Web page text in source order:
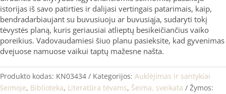
istorijas iš savo patirties ir dalijasi vertingais patarimais, kaip,
bendradarbiaujant su buvusiuoju ar buvusiąja, sudaryti tokį
tėvystės planą, kuris geriausiai atlieptų besikeičiančius vaiko
poreikius. Vadovaudamiesi šiuo planu pasieksite, kad gyvenimas
dvejuose namuose vaikui taptų mažesne našta.
Produkto kodas: KN03434 Kategorijos: Auklėjimas ir santykiai
šeimoje, Biblioteka, Literatūra tėvams, Šeima, sveikata
Žymos: